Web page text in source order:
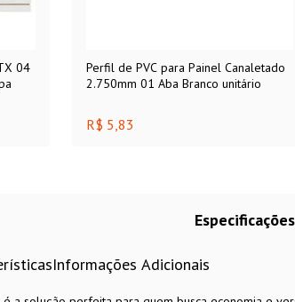
04
Perfil de PVC para Painel Canaletado
2.750mm 01 Aba Branco unitário
R$ 5,83
Informações Adicionais